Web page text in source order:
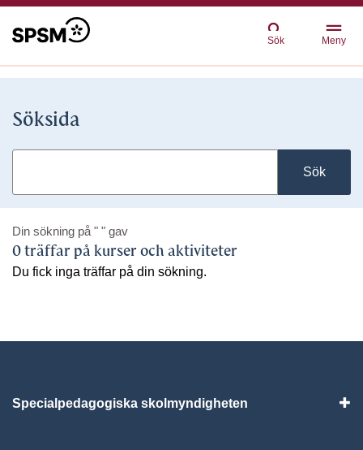
Sök Meny
Söksida
Sök
Din sökning på " " gav
0 träffar på kurser och aktiviteter
Du fick inga träffar på din sökning.
Specialpedagogiska skolmyndigheten